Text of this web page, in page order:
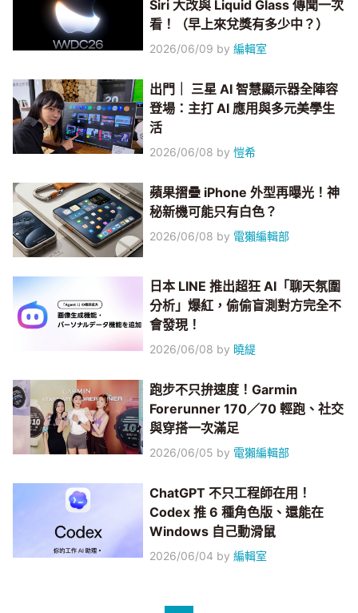
Siri 大改與 Liquid Glass 傳聞一次
看！（早上來兌獎有多少中？）
2026/06/09 by編輯室
出門｜ 三星 AI 智慧顯示器全陣容
登場：主打 AI 應用與多元美學生
活
2026/06/08 by愷希
蘋果摺疊 iPhone 外型再曝光！神
秘新機可能只有白色？
2026/06/08 by 電獺編輯部
日本 LINE 推出超狂 AI「聊天氛圍
分析」爆紅，偷偷盲測對方完全不
會發現！
2026/06/08 by 曉緹
跑步不只拚速度！Garmin
Forerunner 170／70 輕跑、社交
與穿搭一次滿足
2026/06/05 by 電獺編輯部
ChatGPT 不只工程師在用！
Codex 推 6 種角色版、還能在
Windows 自己動滑鼠
2026/06/04 by編輯室